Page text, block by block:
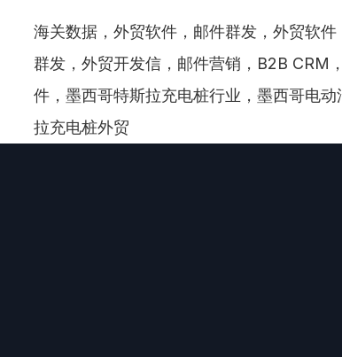
海关数据，外贸软件，邮件群发，外贸软
群发，外贸开发信，邮件营销，B2B CRM
件，墨西哥特斯拉充电桩行业，墨西哥电
拉充电桩外贸